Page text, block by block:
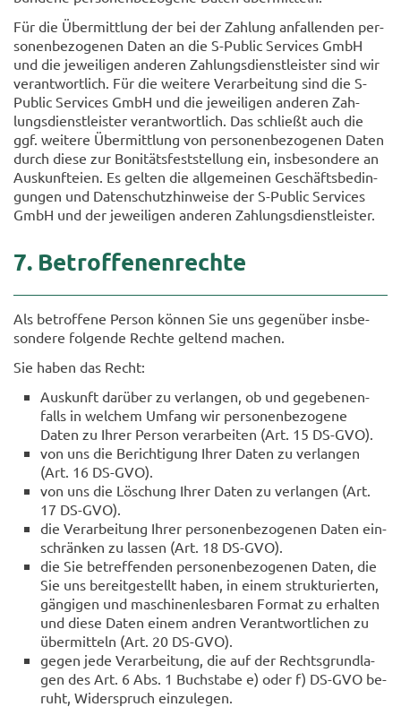
Für die Über­mitt­lung der bei der Zah­lung an­fal­len­den per­
so­nen­be­zo­ge­nen Daten an die S-​Public Ser­vices GmbH
und die je­wei­li­gen an­de­ren Zah­lungs­dienst­leis­ter sind wir
ver­ant­wort­lich. Für die wei­te­re Ver­ar­bei­tung sind die S-​
Public Ser­vices GmbH und die je­wei­li­gen an­de­ren Zah­
lungs­dienst­leis­ter ver­ant­wort­lich. Das schließt auch die
ggf. wei­te­re Über­mitt­lung von per­so­nen­be­zo­ge­nen Daten
durch diese zur Bo­ni­täts­fest­stel­lung ein, ins­be­son­de­re an
Aus­kunftei­en. Es gel­ten die all­ge­mei­nen Ge­schäfts­be­din­
gun­gen und Da­ten­schutz­hin­wei­se der S-​Public Ser­vices
GmbH und der je­wei­li­gen an­de­ren Zah­lungs­dienst­leis­ter.
7. Be­trof­fe­nen­rech­te
Als be­trof­fe­ne Per­son kön­nen Sie uns ge­gen­über ins­be­
son­de­re fol­gen­de Rech­te gel­tend ma­chen.
Sie haben das Recht:
Aus­kunft dar­über zu ver­lan­gen, ob und ge­ge­be­nen­
falls in wel­chem Um­fang wir per­so­nen­be­zo­ge­ne
Daten zu Ihrer Per­son ver­ar­bei­ten (Art. 15 DS-​GVO).
von uns die Be­rich­ti­gung Ihrer Daten zu ver­lan­gen
(Art. 16 DS-​GVO).
von uns die Lö­schung Ihrer Daten zu ver­lan­gen (Art.
17 DS-​GVO).
die Ver­ar­bei­tung Ihrer per­so­nen­be­zo­ge­nen Daten ein­
schrän­ken zu las­sen (Art. 18 DS-​GVO).
die Sie be­tref­fen­den per­so­nen­be­zo­ge­nen Daten, die
Sie uns be­reit­ge­stellt haben, in einem struk­tu­rier­ten,
gän­gi­gen und ma­schi­nen­les­ba­ren For­mat zu er­hal­ten
und diese Daten einem and­ren Ver­ant­wort­li­chen zu
über­mit­teln (Art. 20 DS-​GVO).
gegen jede Ver­ar­bei­tung, die auf der Rechts­grund­la­
gen des Art. 6 Abs. 1 Buch­sta­be e) oder f) DS-​GVO be­
ruht, Wi­der­spruch ein­zu­le­gen.